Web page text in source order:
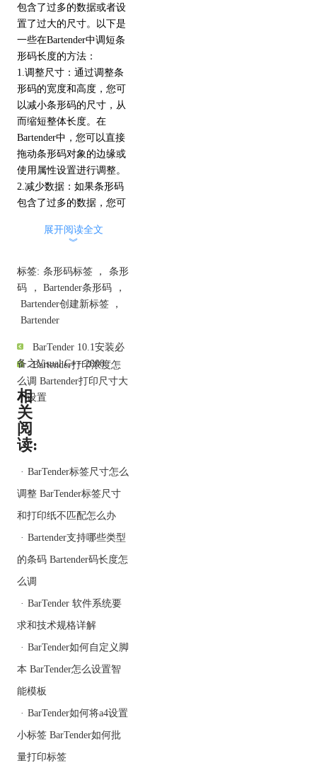
包含了过多的数据或者设
置了过大的尺寸。以下是
一些在Bartender中调短条
形码长度的方法：
1.调整尺寸：通过调整条
形码的宽度和高度，您可
以减小条形码的尺寸，从
而缩短整体长度。在
Bartender中，您可以直接
拖动条形码对象的边缘或
使用属性设置进行调整。
2.减少数据：如果条形码
包含了过多的数据，您可
例如，可以删除不必要的
用压缩算法等方式减少数
据量。
3.更换编码方式：不同的
条形码编码方式有不同的
Bartender中，您可以尝试
使用不同的条形码类型或
编码方式来达到较短的长
度要求。
二、Bartender条形码怎么
加字在前缀
有时候，您可能需要在条
义字母或数字，以满足特
定的需求或标识要求。在
Bartender中，您可以使用
位置添加字母或数字：
1.使用合并字段：
Bartender提供了合并字段
字母或数字与条形码的数
据合并。您可以在标签设
计中创建一个合并字段，
加到该字段中。
展开阅读全文
︾
标签: 条形码标签 ，
条形
码
， Bartender条形码
，
Bartender创建新标签
，
Bartender
BarTender 10.1安装必
备之Visual C++ 2008
Bartender打印浓度怎
么调 Bartender打印尺寸大
小设置
相
关
阅
读:
· BarTender标签尺寸怎么
调整 BarTender标签尺寸
和打印纸不匹配怎么办
· Bartender支持哪些类型
的条码 Bartender码长度怎
么调
· BarTender 软件系统要
求和技术规格详解
· BarTender如何自定义脚
本 BarTender怎么设置智
能模板
· BarTender如何将a4设置
小标签 BarTender如何批
量打印标签